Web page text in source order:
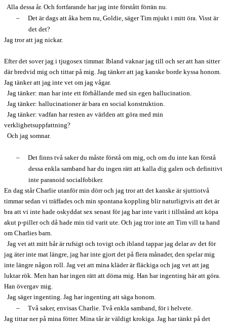
Alla dessa år. Och fortfarande har jag inte förstått förrän nu.
–
Det är dags att åka hem nu, Goldie, säger Tim mjukt i mitt öra. Visst är
det det?
Jag tror att jag nickar.
Efter det sover jag i tjugosex timmar. Ibland vaknar jag till och ser att han sitter
där bredvid mig och tittar på mig. Jag tänker att jag kanske borde kyssa honom.
Jag tänker att jag inte vet om jag vågar.
Jag tänker: man har inte ett förhållande med sin egen hallucination.
Jag tänker: hallucinationer är bara en social konstruktion.
Jag tänker: vadfan har resten av världen att göra med min
verklighetsuppfattning?
Och jag somnar.
–
Det finns två saker du måste förstå om mig, och om du inte kan förstå
dessa enkla samband har du ingen rätt att kalla dig galen och definitivt
inte paranoid socialfobiker.
En dag står Charlie utanför min dörr och jag tror att det kanske är sjuttiotvå
timmar sedan vi träffades och min spontana koppling blir naturligtvis att det är
bra att vi inte hade oskyddat sex senast för jag har inte varit i tillstånd att köpa
akut p-piller och då hade min tid varit ute. Och jag tror inte att Tim vill ta hand
om Charlies barn.
Jag vet att mitt hår är rufsigt och tovigt och ibland tappar jag delar av det för
jag äter inte mat längre, jag har inte gjort det på flera månader, den spelar mig
inte längre någon roll. Jag vet att mina kläder är fläckiga och jag vet att jag
luktar rök. Men han har ingen rätt att döma mig. Han har ingenting här att göra.
Han övergav mig.
Jag säger ingenting. Jag har ingenting att säga honom.
–
Två saker, envisas Charlie. Två enkla samband, för i helvete.
Jag tittar ner på mina fötter. Mina tår är väldigt krokiga. Jag har tänkt på det